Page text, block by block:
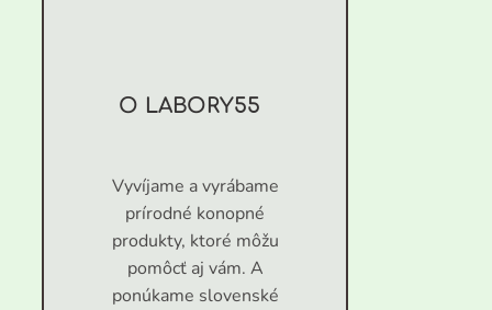
O LABORY55
Vyvíjame a vyrábame
prírodné konopné
produkty, ktoré môžu
pomôcť aj vám. A
ponúkame slovenské